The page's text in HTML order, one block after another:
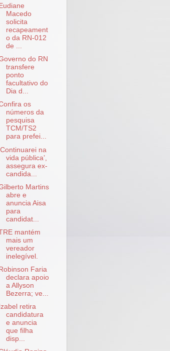
Eudiane
Macedo
solicita
recapeament
o da RN-012
de ...
do RN
transfere
ponto
facultativo do
Dia d...
os
números da
pesquisa
TCM/TS2
para prefei...
na
vida pública’,
assegura ex-
candida...
Martins
abre e
anuncia Aisa
para
candidat...
mantém
mais um
vereador
inelegível.
Robinson Faria
declara apoio
a Allyson
Bezerra; ve...
Izabel retira
candidatura
e anuncia
que filha
disp...